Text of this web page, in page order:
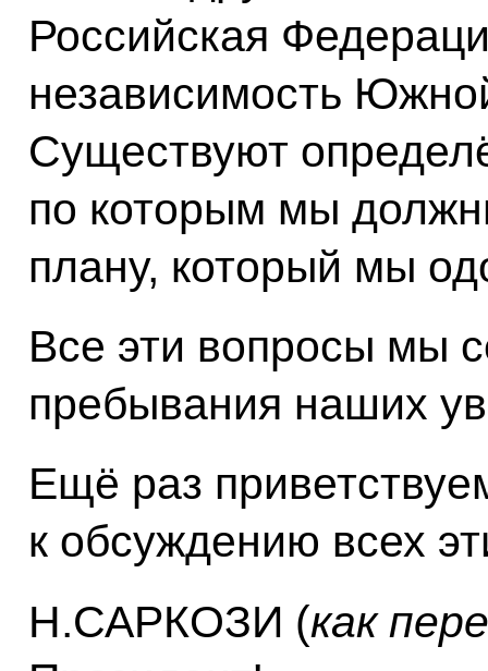
Российская
независимость
Существуют
по которым мы
плану, который мы
Все эти вопросы мы
пребывания наших
Ещё раз
к обсуждению всех
Н.САРКОЗИ (как